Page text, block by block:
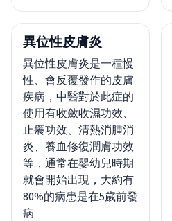
異位性皮膚炎
異位性皮膚炎是一種慢
性、會反覆發作的皮膚
疾病，中醫對於此症的
使用有收斂收濕功效、
止癢功效、清熱消腫消
炎、養血修復潤膚功效
等，通常在嬰幼兒時期
就會開始出現，大約有
80%的病患是在5歲前發
病